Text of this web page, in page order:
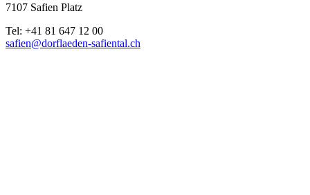
7107 Safien Platz
Tel: +41 81 647 12 00
safien@dorflaeden-safiental.ch